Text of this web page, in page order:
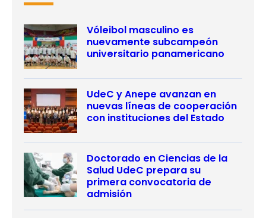
Vóleibol masculino es
nuevamente subcampeón
universitario panamericano
UdeC y Anepe avanzan en
nuevas líneas de cooperación
con instituciones del Estado
Doctorado en Ciencias de la
Salud UdeC prepara su
primera convocatoria de
admisión